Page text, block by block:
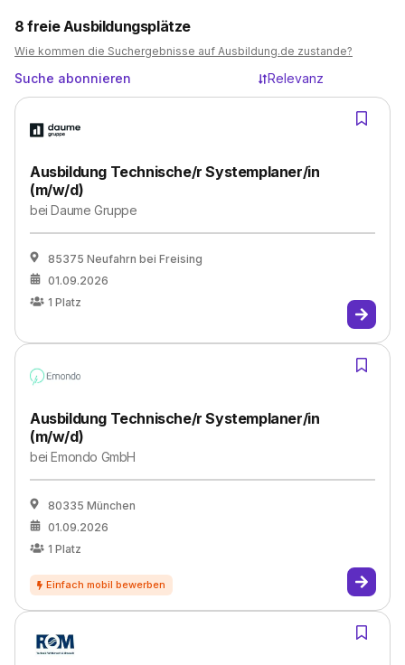
8 freie Ausbildungsplätze
Wie kommen die Suchergebnisse auf Ausbildung.de zustande?
Suche abonnieren Relevanz
Ausbildung Technische/r Systemplaner/in
(m/w/d)
beiDaume Gruppe
85375 Neufahrn bei Freising
01.09.2026
1 Platz
Ausbildung Technische/r Systemplaner/in
(m/w/d)
beiEmondo GmbH
80335 München
01.09.2026
1 Platz